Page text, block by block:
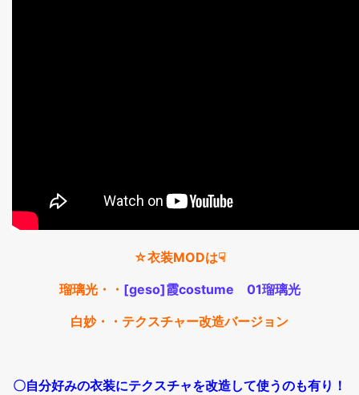
☆衣装MODは☟
瑠璃光・・ [geso]霞costume 01瑠璃光
白妙・・テクスチャー改造バージョン
〇自分好みの衣装にテクスチャを改造して使うのも有り！